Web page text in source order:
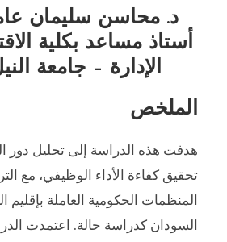
د. محاسن سليمان
أستاذ مساعد بكلية
الإدارة – جامعة
الملخص
هدفت هذه الدراسة إلى تحليل دور
تحقيق كفاءة الأداء الوظيفي، مع
المنظمات الحكومية العاملة بإقليم
السودان كدراسة حالة. اعتمدت